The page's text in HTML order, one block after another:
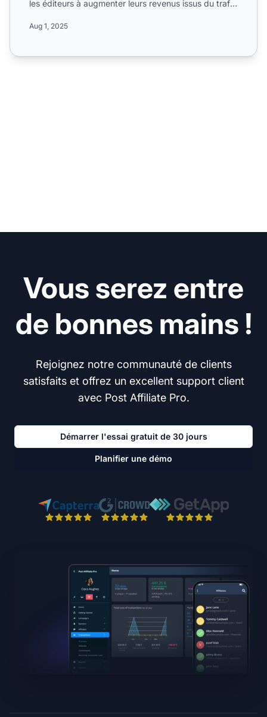
les éditeurs à augmenter leurs revenus issus du trafic
Aug 1, 2025
Vous serez entre
de bonnes mains !
Rejoignez notre communauté de clients
satisfaits et offrez un excellent support client
avec Post Affiliate Pro.
Démarrer l'essai gratuit de 30 jours
Planifier une démo